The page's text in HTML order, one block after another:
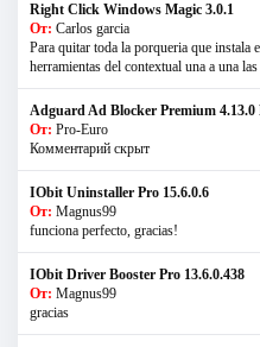
Right Click Windows Magic 3.0.1
От: Carlos garcia
Para quitar toda la porqueria que
herramientas del contextual una a una
Adguard Ad Blocker Premium 4.13.0
От: Pro-Euro
Комментарий скрыт
IObit Uninstaller Pro 15.6.0.6
От: Magnus99
funciona perfecto, gracias!
IObit Driver Booster Pro 13.6.0.438
От: Magnus99
gracias